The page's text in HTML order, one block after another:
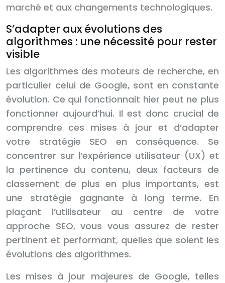
marché et aux changements technologiques.
S’adapter aux évolutions des
algorithmes : une nécessité pour rester
visible
Les algorithmes des moteurs de recherche, en
particulier celui de Google, sont en constante
évolution. Ce qui fonctionnait hier peut ne plus
fonctionner aujourd’hui. Il est donc crucial de
comprendre ces mises à jour et d’adapter
votre stratégie SEO en conséquence. Se
concentrer sur l’expérience utilisateur (UX) et
la pertinence du contenu, deux facteurs de
classement de plus en plus importants, est
une stratégie gagnante à long terme. En
plaçant l’utilisateur au centre de votre
approche SEO, vous vous assurez de rester
pertinent et performant, quelles que soient les
évolutions des algorithmes.
Les mises à jour majeures de Google, telles